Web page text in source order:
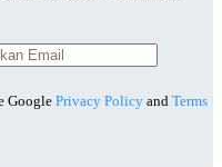
Google Privacy Policy and Terms